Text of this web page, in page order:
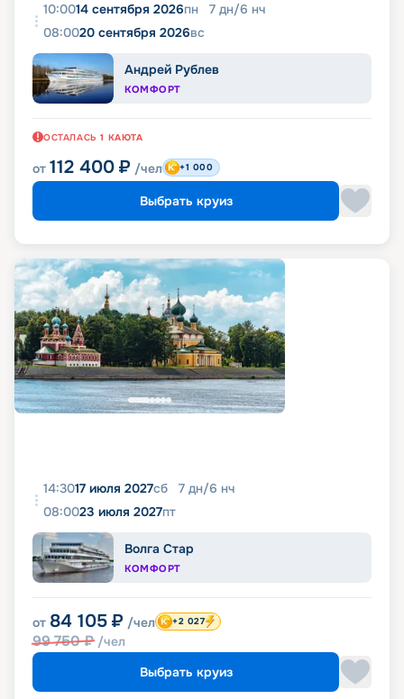
10:0014 сентября 2026пн 7 дн/6 нч
08:0020 сентября 2026вс
Андрей Рублев
КОМФОРТ
ОСТАЛАСЬ 1 КАЮТА
от 112 400 ₽ /чел +1 000
Выбрать круиз
14:3017 июля 2027сб 7 дн/6 нч
08:0023 июля 2027пт
Волга Стар
КОМФОРТ
от 84 105 ₽ /чел
99 750₽ /чел
+2 027
Выбрать круиз